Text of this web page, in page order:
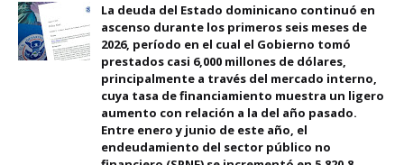
La deuda del Estado dominicano continuó en
ascenso durante los primeros seis meses de
2026, período en el cual el Gobierno tomó
prestados casi 6,000 millones de dólares,
principalmente a través del mercado interno,
cuya tasa de financiamiento muestra un ligero
aumento con relación a la del año pasado.
Entre enero y junio de este año, el
endeudamiento del sector público no